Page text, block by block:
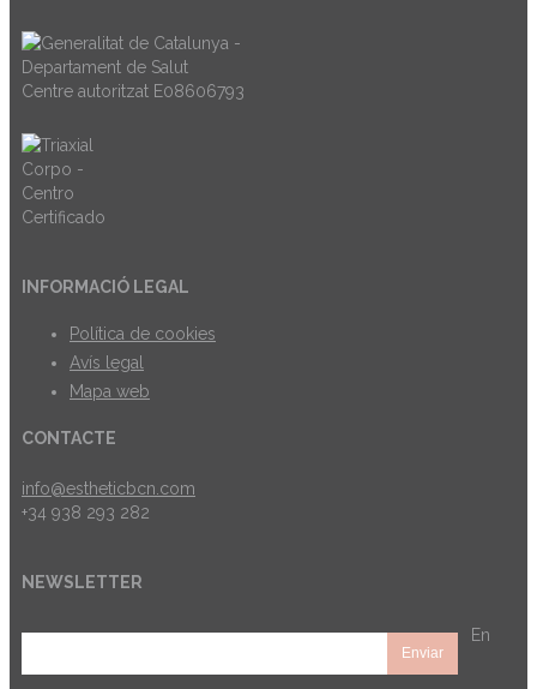
Centre autoritzat E08606793
INFORMACIÓ LEGAL
Política de cookies
Avís legal
Mapa web
CONTACTE
info@estheticbcn.com
+34 938 293 282
NEWSLETTER
En